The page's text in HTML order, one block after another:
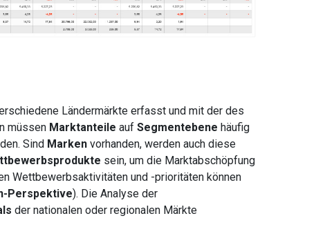
Ländermärkte erfasst und mit der des
müssen Marktanteile auf Segmentebene häufig
Sind Marken vorhanden, werden auch diese
sein, um die Marktabschöpfung
Wettbewerbsaktivitäten und -prioritäten können
Perspektive). Die Analyse der
der nationalen oder regionalen Märkte